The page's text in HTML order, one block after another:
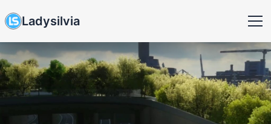
Ladysilvia